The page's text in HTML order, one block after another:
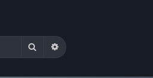
RechercherRecherche avancée